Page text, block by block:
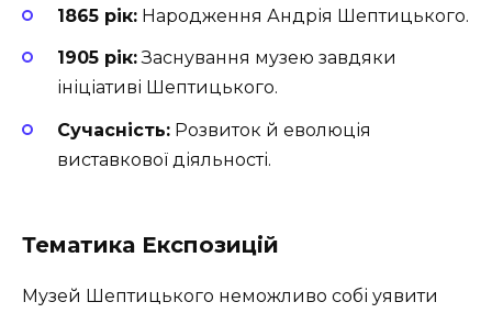
1865 рік: Народження Андрія Шептицького.
1905 рік:Заснування музею завдяки
ініціативі Шептицького.
Сучасність: Розвиток й еволюція
виставкової діяльності.
Тематика Експозицій
Музей Шептицького неможливо собі уявити